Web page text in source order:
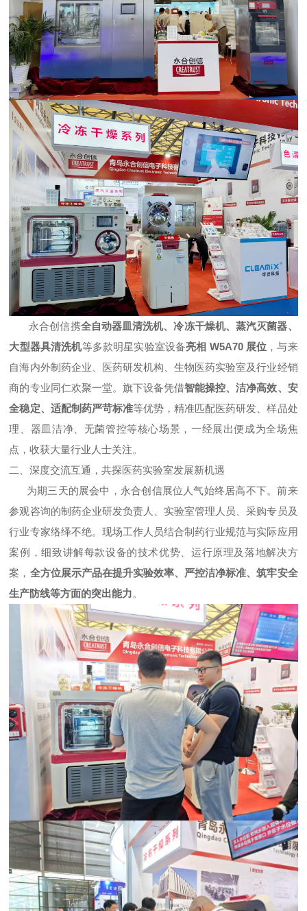
永合创信携全自动器皿清洗机、冷冻干燥机、蒸汽灭菌器、
大型器具清洗机等多款明星实验室设备亮相 W5A70 展位 ，与来
自海内外制药企业、医药研发机构、生物医药实验室及行业经销
商的专业同仁欢聚一堂。旗下设备凭借智能操控、洁净高效、安
全稳定、适配制药严苛标准等优势，精准匹配医药研发、样品处
理、器皿洁净、无菌管控等核心场景，一经展出便成为全场焦
点，收获大量行业人士关注。
二、深度交流互通，共探医药实验室发展新机遇
为期三天的展会中，永合创信展位人气始终居高不下。前来
参观咨询的制药企业研发负责人、实验室管理人员、采购专员及
行业专家络绎不绝。现场工作人员结合制药行业规范与实际应用
案例，细致讲解每款设备的技术优势、运行原理及落地解决方
案， 全方位展示产品在提升实验效率、严控洁净标准、筑牢安全
生产防线等方面的突出能力。